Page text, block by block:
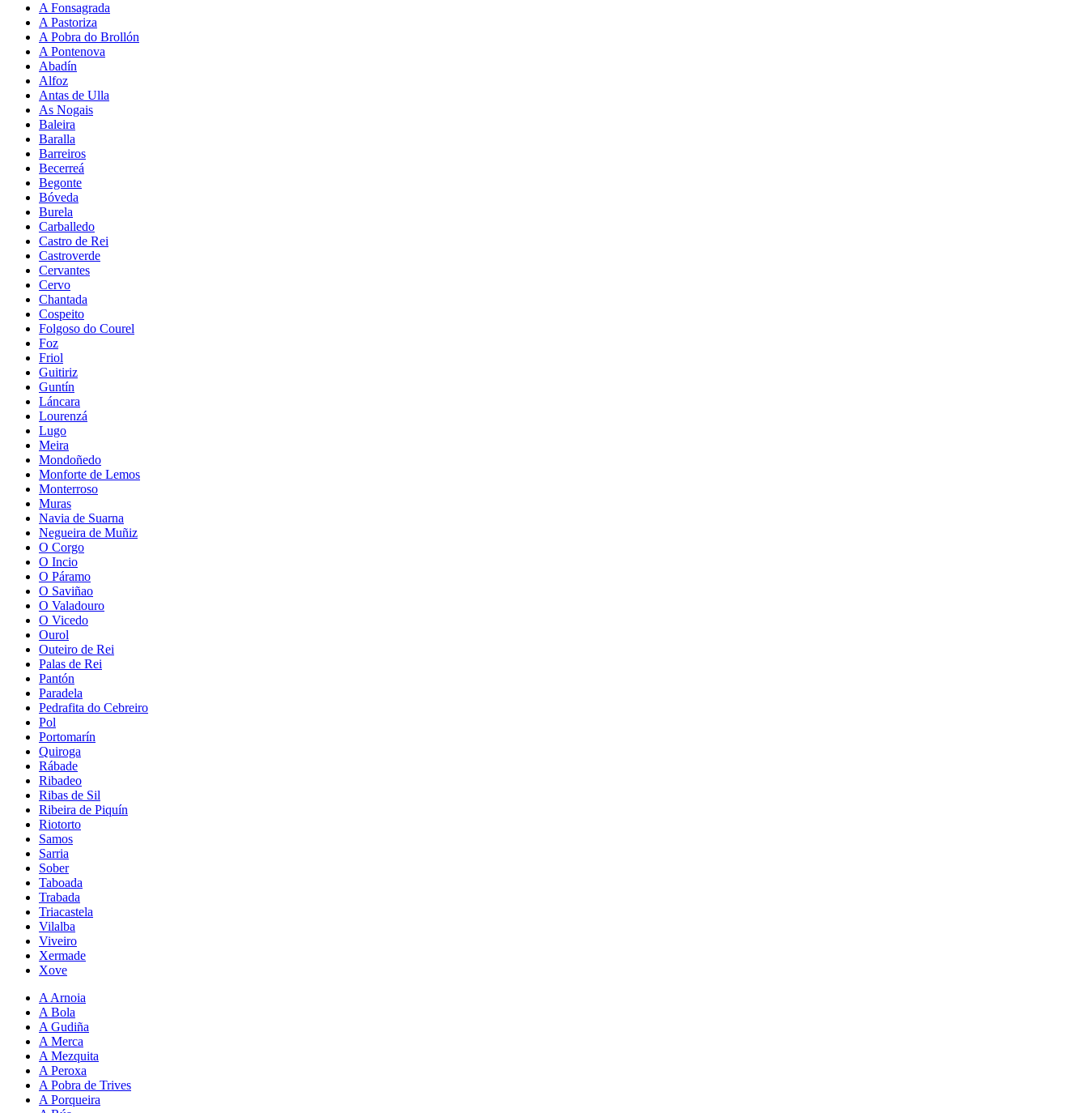
A Fonsagrada
A Pastoriza
A Pobra do Brollón
A Pontenova
Abadín
Alfoz
Antas de Ulla
As Nogais
Baleira
Baralla
Barreiros
Becerreá
Begonte
Bóveda
Burela
Carballedo
Castro de Rei
Castroverde
Cervantes
Cervo
Chantada
Cospeito
Folgoso do Courel
Foz
Friol
Guitiriz
Guntín
Láncara
Lourenzá
Lugo
Meira
Mondoñedo
Monforte de Lemos
Monterroso
Muras
Navia de Suarna
Negueira de Muñiz
O Corgo
O Incio
O Páramo
O Saviñao
O Valadouro
O Vicedo
Ourol
Outeiro de Rei
Palas de Rei
Pantón
Paradela
Pedrafita do Cebreiro
Pol
Portomarín
Quiroga
Rábade
Ribadeo
Ribas de Sil
Ribeira de Piquín
Riotorto
Samos
Sarria
Sober
Taboada
Trabada
Triacastela
Vilalba
Viveiro
Xermade
Xove
A Arnoia
A Bola
A Gudiña
A Merca
A Mezquita
A Peroxa
A Pobra de Trives
A Porqueira